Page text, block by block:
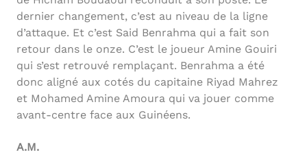
dernier changement, c’est au niveau de la ligne
d’attaque. Et c’est Said Benrahma qui a fait son
retour dans le onze. C’est le joueur Amine Gouiri
qui s’est retrouvé remplaçant. Benrahma a été
donc aligné aux cotés du capitaine Riyad Mahrez
et Mohamed Amine Amoura qui va jouer comme
avant-centre face aux Guinéens.
A.M.